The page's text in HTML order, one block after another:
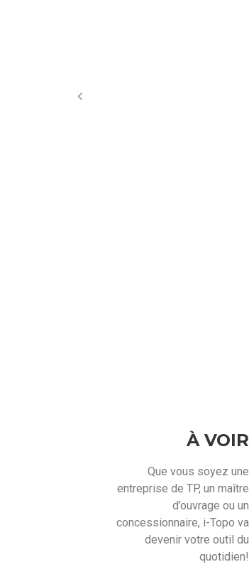
À VOIR
Que vous soyez une
entreprise de TP, un maître
d’ouvrage ou un
concessionnaire, i-Topo va
devenir votre outil du
quotidien!